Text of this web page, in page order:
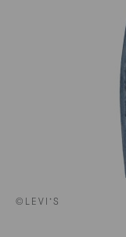
©LEVI’S